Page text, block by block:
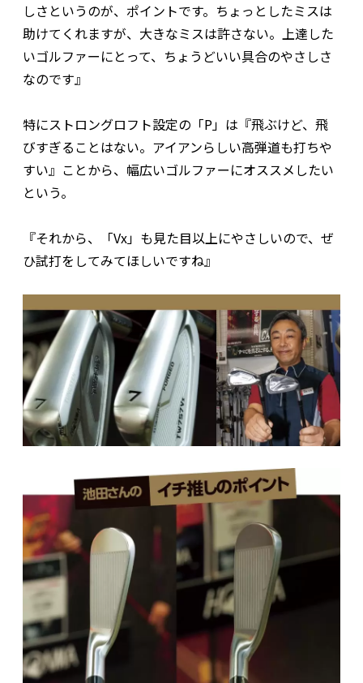
しさというのが、ポイントです。ちょっとしたミスは
助けてくれますが、大きなミスは許さない。上達した
いゴルファーにとって、ちょうどいい具合のやさしさ
なのです』
特にストロングロフト設定の「P」は『飛ぶけど、飛
びすぎることはない。アイアンらしい高弾道も打ちや
すい』ことから、幅広いゴルファーにオススメしたい
という。
『それから、「Vx」も見た目以上にやさしいので、ぜ
ひ試打をしてみてほしいですね』